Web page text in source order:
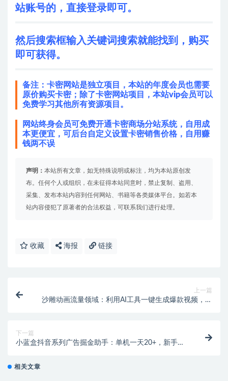
站账号的，直接登录即可。
然后搜索框输入关键词搜索就能找到，购买
即可获得。
备注：卡密网站是独立项目，本站的年度会员也需要
原价购买卡密；除了卡密网站项目，本站vip会员可以
免费学习其他所有资源项目。
网站终身会员可免费开通卡密商场分站系统，自用成
本更便宜，可后台自定义设置卡密销售价格，自用赚
钱两不误
声明： 本站所有文章，如无特殊说明或标注，均为本站原创发
布。任何个人或组织，在未征得本站同意时，禁止复制、盗用、
采集、发布本站内容到任何网站、书籍等各类媒体平台。如若本
站内容侵犯了原著者的合法权益，可联系我们进行处理。
收藏 海报 链接
上一篇
沙雕动画流量领域：利用AI工具一键生成爆款视频，轻
下一篇
小蓝盒抖音系列广告掘金助手：单机一天20+，新手轻
相关文章